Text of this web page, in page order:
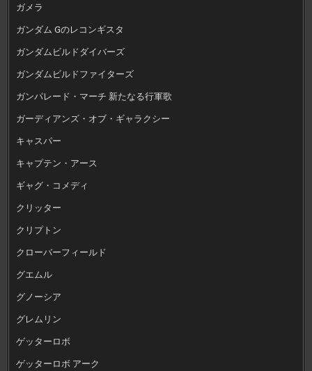
ガメラ
ガンダム Gのレコンギスタ
ガンダムビルドダイバーズ
ガンダムビルドファイターズ
ガンパレード・マーチ 新たなる行軍歌
ガーディアンズ・オブ・ギャラクシー
キャスパー
キャプテン・アース
ギャグ・コメディ
クリッター
クリプトン
クローバーフィールド
グエムル
グノーシア
グレムリン
ゲッターロボ
ゲッターロボ アーク